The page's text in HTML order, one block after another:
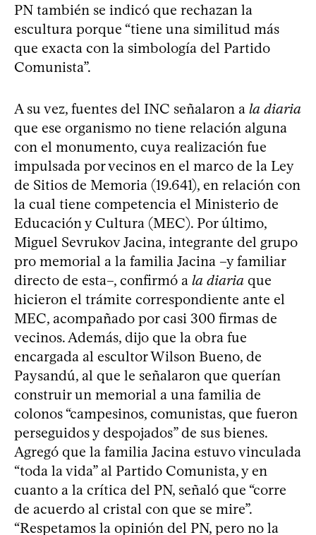
PN también se indicó que rechazan la
escultura porque “tiene una similitud más
que exacta con la simbología del Partido
Comunista”.
A su vez, fuentes del INC señalaron a la diaria
que ese organismo no tiene relación alguna
con el monumento, cuya realización fue
impulsada por vecinos en el marco de la Ley
de Sitios de Memoria (19.641), en relación con
la cual tiene competencia el Ministerio de
Educación y Cultura (MEC). Por último,
Miguel Sevrukov Jacina, integrante del grupo
pro memorial a la familia Jacina –y familiar
directo de esta–, confirmó a la diaria que
hicieron el trámite correspondiente ante el
MEC, acompañado por casi 300 firmas de
vecinos. Además, dijo que la obra fue
encargada al escultor Wilson Bueno, de
Paysandú, al que le señalaron que querían
construir un memorial a una familia de
colonos “campesinos, comunistas, que fueron
perseguidos y despojados” de sus bienes.
Agregó que la familia Jacina estuvo vinculada
“toda la vida” al Partido Comunista, y en
cuanto a la crítica del PN, señaló que “corre
de acuerdo al cristal con que se mire”.
“Respetamos la opinión del PN, pero no la